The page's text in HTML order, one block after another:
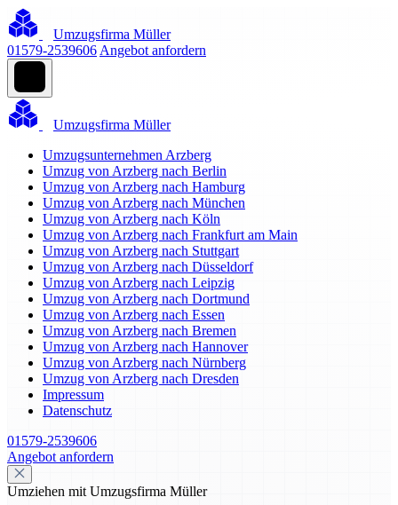
Umzugsfirma Müller
01579-2539606 Angebot anfordern
Umzugsfirma Müller
Umzugsunternehmen Arzberg
Umzug von Arzberg nach Berlin
Umzug von Arzberg nach Hamburg
Umzug von Arzberg nach München
Umzug von Arzberg nach Köln
Umzug von Arzberg nach Frankfurt am Main
Umzug von Arzberg nach Stuttgart
Umzug von Arzberg nach Düsseldorf
Umzug von Arzberg nach Leipzig
Umzug von Arzberg nach Dortmund
Umzug von Arzberg nach Essen
Umzug von Arzberg nach Bremen
Umzug von Arzberg nach Hannover
Umzug von Arzberg nach Nürnberg
Umzug von Arzberg nach Dresden
Impressum
Datenschutz
01579-2539606
Angebot anfordern
Umziehen mit Umzugsfirma Müller